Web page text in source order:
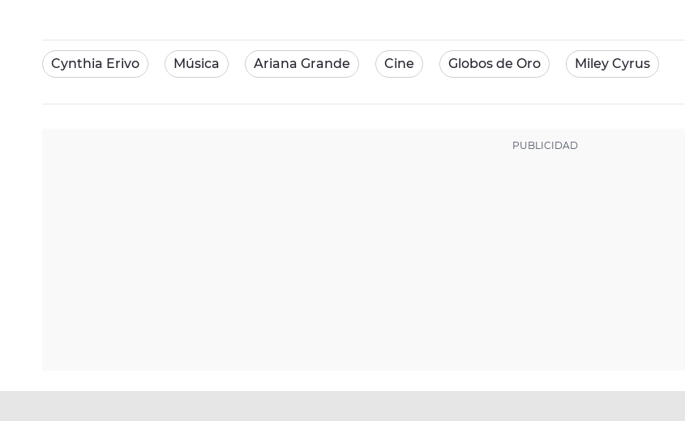
Cynthia Erivo Música Ariana Grande Cine Globos de Oro Miley Cyrus